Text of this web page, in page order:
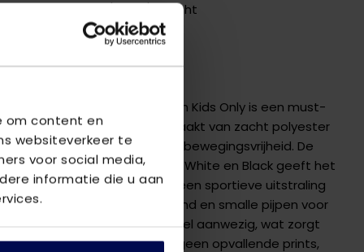
om content en
websiteverkeer te
voor social media,
informatie die u aan
White/Black/Sunlight
UP LIFE X TRACK PANT PNT van Kids Only is een must-
dit winterseizoen. Gemaakt van zacht polyester
deze broek comfort en bewegingsvrijheid. De
van Sunlight, Panel White en Black geeft het
Het ontwerp heeft een sportieve uitstraling
elastische tailleband en smalle pijpen voor
fit. Het Kids Only logo is subtiel aanwezig, wat zorgt
look. De broek heeft geen opvallende prints,